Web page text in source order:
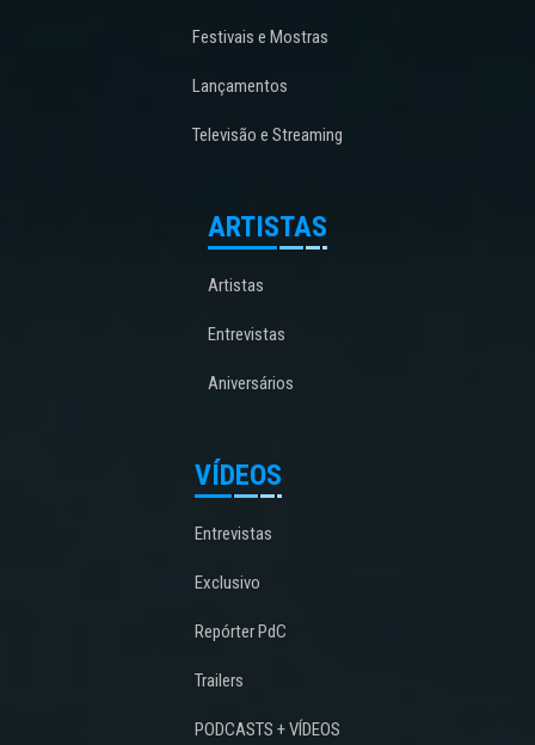
Festivais e Mostras
Lançamentos
Televisão e Streaming
ARTISTAS
Artistas
Entrevistas
Aniversários
VÍDEOS
Entrevistas
Exclusivo
Repórter PdC
Trailers
PODCASTS + VÍDEOS